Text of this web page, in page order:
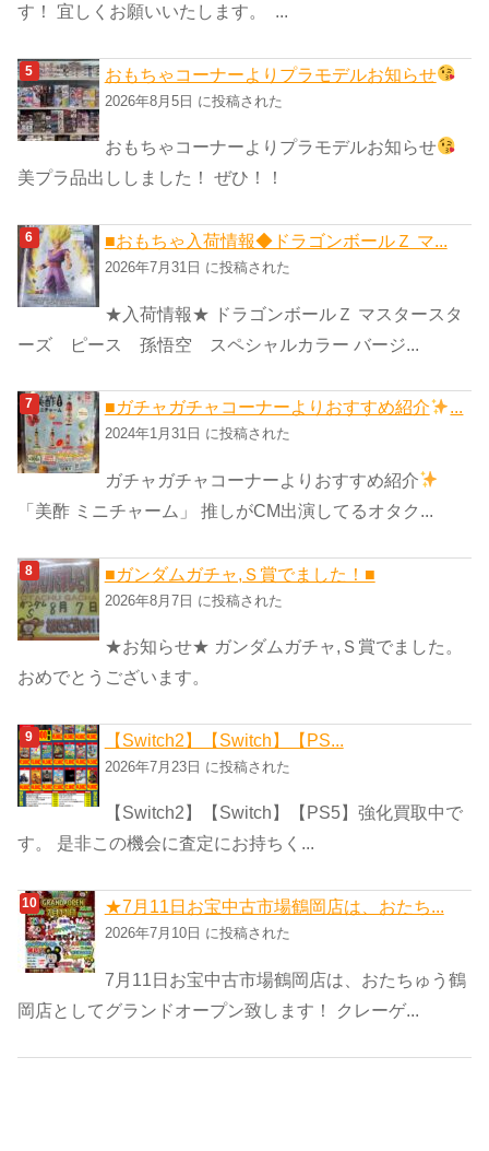
す！ 宜しくお願いいたします。 ...
おもちゃコーナーよりプラモデルお知らせ
2026年8月5日 に投稿された
おもちゃコーナーよりプラモデルお知らせ
美プラ品出ししました！ ぜひ！！
■おもちゃ入荷情報◆ドラゴンボールＺ マ...
2026年7月31日 に投稿された
★入荷情報★ ドラゴンボールＺ マスタースタ
ーズ ピース 孫悟空 スペシャルカラー バージ...
■ガチャガチャコーナーよりおすすめ紹介 ...
2024年1月31日 に投稿された
ガチャガチャコーナーよりおすすめ紹介
「美酢 ミニチャーム」 推しがCM出演してるオタク...
■ガンダムガチャ,Ｓ賞でました！■
2026年8月7日 に投稿された
★お知らせ★ ガンダムガチャ,Ｓ賞でました。
おめでとうございます。
【Switch2】【Switch】【PS...
2026年7月23日 に投稿された
【Switch2】【Switch】【PS5】強化買取中で
す。 是非この機会に査定にお持ちく...
★7月11日お宝中古市場鶴岡店は、おたち...
2026年7月10日 に投稿された
7月11日お宝中古市場鶴岡店は、おたちゅう鶴
岡店としてグランドオープン致します！ クレーゲ...